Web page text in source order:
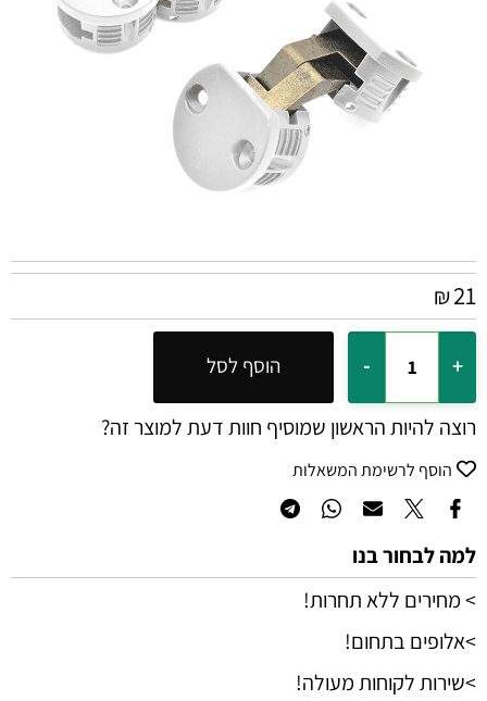
₪21
הוסף לסל
רוצה להיות הראשון שמוסיף חוות דעת למוצר זה?
הוסף לרשימת המשאלות
למה לבחור בנו
> מחירים ללא תחרות!
>אלופים בתחום!
>שירות לקוחות מעולה!